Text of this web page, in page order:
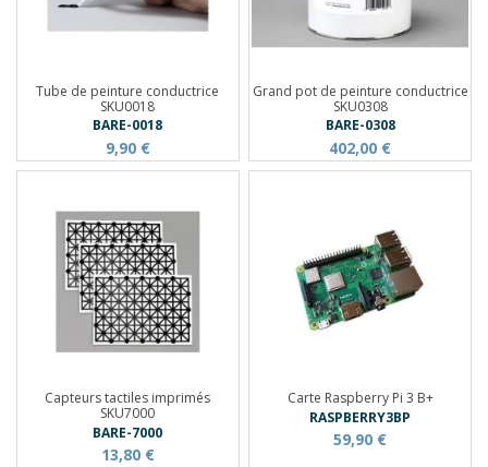
Tube de peinture conductrice
SKU0018
BARE-0018
9,90 €
Grand pot de peinture conductrice
SKU0308
BARE-0308
402,00 €
Capteurs tactiles imprimés
SKU7000
BARE-7000
13,80 €
Carte Raspberry Pi 3 B+
RASPBERRY3BP
59,90 €